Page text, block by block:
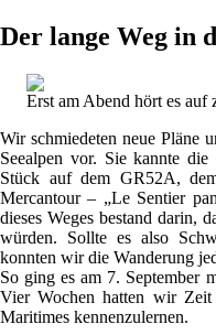
Der lange Weg in
Erst am Abend hört es auf
Wir schmiedeten neue Pläne
Seealpen vor. Sie kannte
Stück auf dem GR52A,
Mercantour – „Le Sentier
dieses Weges bestand darin,
würden. Sollte es also
konnten wir die Wanderung
So ging es am 7. September
Vier Wochen hatten wir Zeit
Maritimes kennenzulernen.